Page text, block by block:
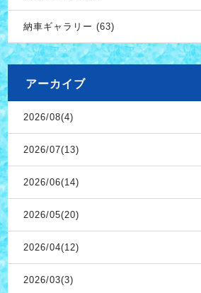
納車ギャラリー (63)
アーカイブ
2026/08(4)
2026/07(13)
2026/06(14)
2026/05(20)
2026/04(12)
2026/03(3)